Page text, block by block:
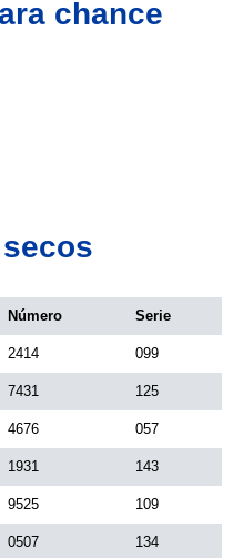
chance
Número Serie
2414 099
7431 125
4676 057
1931 143
9525 109
0507 134